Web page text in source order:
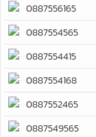
0887556165
0887554565
0887554415
0887554168
0887552465
0887549565